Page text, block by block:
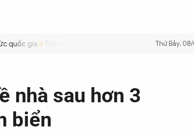
gia Triệt để tiết kiệm xăng dầu để đảm bảo an ninh
Thứ Bảy,
nhà sau hơn 3
biển